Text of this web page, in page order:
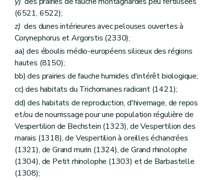
(6521, 6522);
z) des dunes intérieures avec pelouses ouvertes à
Corynephorus et Argorstis (2330);
aa) des éboulis médio-européens siliceux des régions
hautes (8150);
bb) des prairies de fauche humides d'intérêt biologique;
cc) des habitats du Trichomanes radicant (1421);
dd) des habitats de reproduction, d'hivernage, de repos
et/ou de nourrissage pour une population régulière de
Vespertilion de Bechstein (1323), de Vespertilion des
marais (1318), de Vespertilion à oreilles échancrées
(1321), de Grand murin (1324), de Grand rhinolophe
(1304), de Petit rhinolophe (1303) et de Barbastelle
(1308);